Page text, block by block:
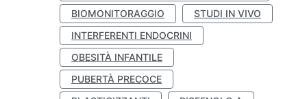
BIOMONITORAGGIO
STUDI IN VIVO
INTERFERENTI ENDOCRINI
OBESITÀ INFANTILE
PUBERTÀ PRECOCE